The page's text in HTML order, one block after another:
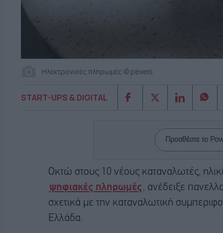
Ηλεκτρονικές πληρωμές © pexels
START-UPS & DIGITAL
Προσθέστε το
Οκτώ στους 10 νέους καταναλωτές,
ψηφιακές πληρωμές, ανέδειξε
σχετικά με την καταναλωτική
Ελλάδα.